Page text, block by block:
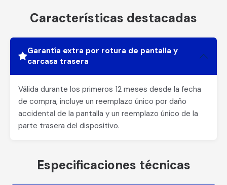
Características destacadas
Garantía extra por rotura de pantalla y
carcasa trasera
Válida durante los primeros 12 meses desde la fecha
de compra, incluye un reemplazo único por daño
accidental de la pantalla y un reemplazo único de la
parte trasera del dispositivo.
Especificaciones técnicas